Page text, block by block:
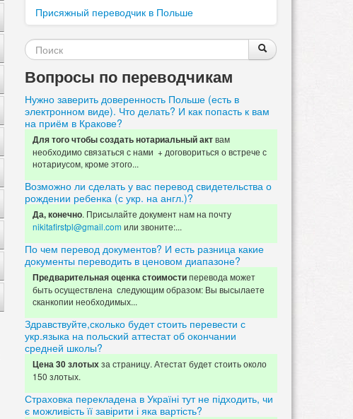
Присяжный переводчик в Польше
Форма
поиска
Поиск
Вопросы по переводчикам
Нужно заверить доверенность Польше (есть в
электронном виде). Что делать? И как попасть к вам
на приём в Кракове?
Для того чтобы создать нотариальный актвам
необходимо связаться с нами + договориться о встрече с
нотариусом, кроме этого...
Возможно ли сделать у вас перевод свидетельства о
рождении ребенка (с укр. на англ.)?
Да, конечно. Присылайте документ нам на почту
nikitafirstpl@gmail.com или звоните:...
По чем перевод документов? И есть разница какие
документы переводить в ценовом диапазоне?
Предварительная оценка стоимостиперевода может
быть осуществлена следующим образом: Вы высылаете
сканкопии необходимых...
Здравствуйте,сколько будет стоить перевести с
укр.языка на польский аттестат об окончании
средней школы?
Цена 30 злотыхза страницу. Атестат будет стоить около
150 злотых.
Страховка перекладена в Україні тут не підходить, чи
є можливість її завірити і яка вартість?